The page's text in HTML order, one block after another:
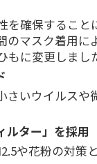
を確保するこ
マスク着用
に変更しまし
さいウイルス
ルター」を採用
や花粉の対策